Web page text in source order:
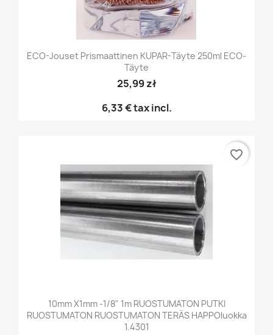
ECO-Jouset Prismaattinen KUPAR-Täyte 250ml ECO-
Täyte
25,99 zł
6,33 €tax incl.
10mm X1mm -1/8" 1m RUOSTUMATON PUTKI
RUOSTUMATON RUOSTUMATON TERÄS HAPPOluokka
1.4301
favorite_border